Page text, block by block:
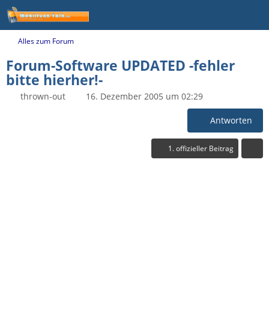
Alles zum Forum
Forum-Software UPDATED -fehler
bitte hierher!-
thrown-out 16. Dezember 2005 um 02:29
Antworten
1. offizieller Beitrag